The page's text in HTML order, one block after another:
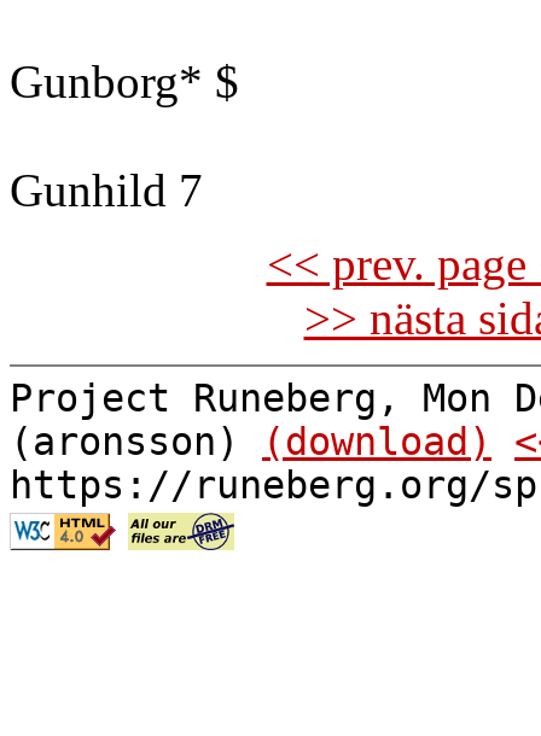
Gunborg* $
Gunhild 7
<< prev.
>> nästa
Project Runeberg, Mon
(aronsson)
(download)
https://runeberg.org/